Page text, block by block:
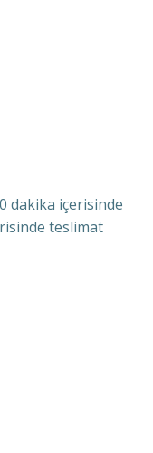
dakika içerisinde
teslimat